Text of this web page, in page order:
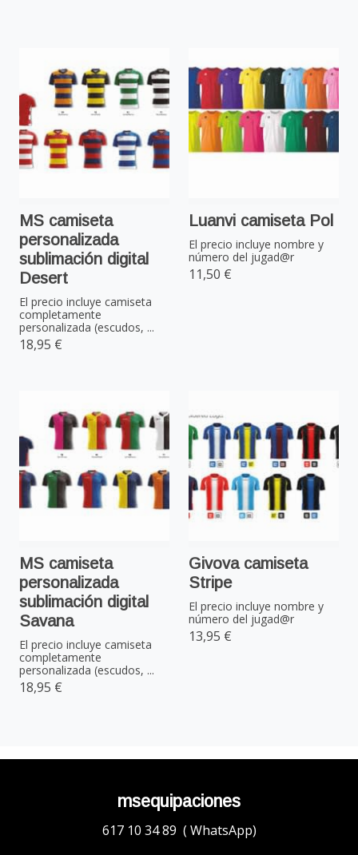
MS camiseta
personalizada
sublimación digital
Desert
El precio incluye camiseta
completamente
personalizada (escudos, ...
18,95 €
Luanvi camiseta Pol
El precio incluye nombre y
número del jugad@r
11,50 €
MS camiseta
personalizada
sublimación digital
Savana
El precio incluye camiseta
completamente
personalizada (escudos, ...
18,95 €
Givova camiseta
Stripe
El precio incluye nombre y
número del jugad@r
13,95 €
msequipaciones
617 10 34 89 ( WhatsApp)